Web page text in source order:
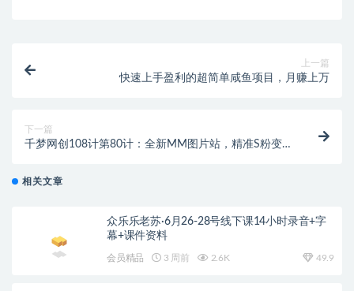
上一篇
快速上手盈利的超简单咸鱼项目，月赚上万
下一篇
千梦网创108计第80计：全新MM图片站，精准S粉变现
相关文章
众乐乐老苏·6月26-28号线下课14小时录音+字
幕+课件资料
会员精品 3 周前 2.6K 49.9